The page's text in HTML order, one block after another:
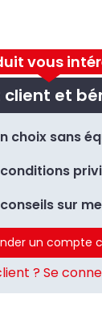
vous
client et
choix sans
sur
un compte
? Se